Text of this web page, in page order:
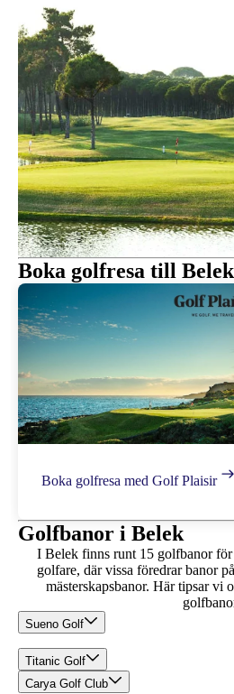
Boka golfresa till Belek
Boka golfresa med Golf Plaisir
Golfbanor i Belek
I Belek finns runt 15 golfbanor för
golfare, där vissa föredrar banor
mästerskapsbanor. Här tipsar vi
Sueno Golf
Titanic Golf
Carya Golf Club